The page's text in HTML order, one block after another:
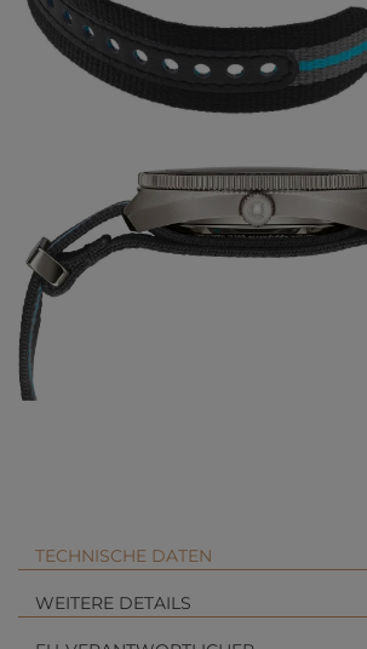
TECHNISCHE DATEN
WEITERE DETAILS